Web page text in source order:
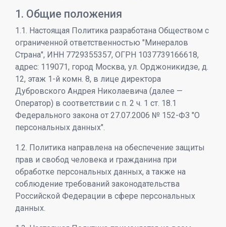
1. Общие положения
1.1. Настоящая Политика разработана Обществом с
ограниченной ответственностью "Минералов
Страна", ИНН 7729355357, ОГРН 1037739166618,
адрес: 119071, город Москва, ул. Орджоникидзе, д.
12, этаж 1-й комн. 8, в лице директора
Дубровского Андрея Николаевича (далее —
Оператор) в соответствии с п. 2 ч. 1 ст. 18.1
Федерального закона от 27.07.2006 № 152-ФЗ "О
персональных данных".
1.2. Политика направлена на обеспечение защиты
прав и свобод человека и гражданина при
обработке персональных данных, а также на
соблюдение требований законодательства
Российской Федерации в сфере персональных
данных.